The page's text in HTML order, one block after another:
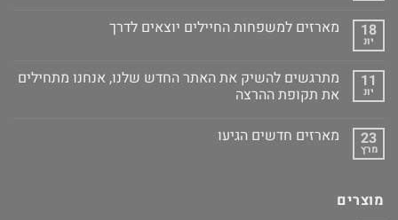
18
יונ
מארזים למשפחות החיילים יוצאים לדרך
11
יונ
מתרגשים להשיק את האתר החדש שלנו, אנחנו מתחילים
את תקופת ההרצה
23
מרץ
מארזים חדשים הגיעו
מוצרים